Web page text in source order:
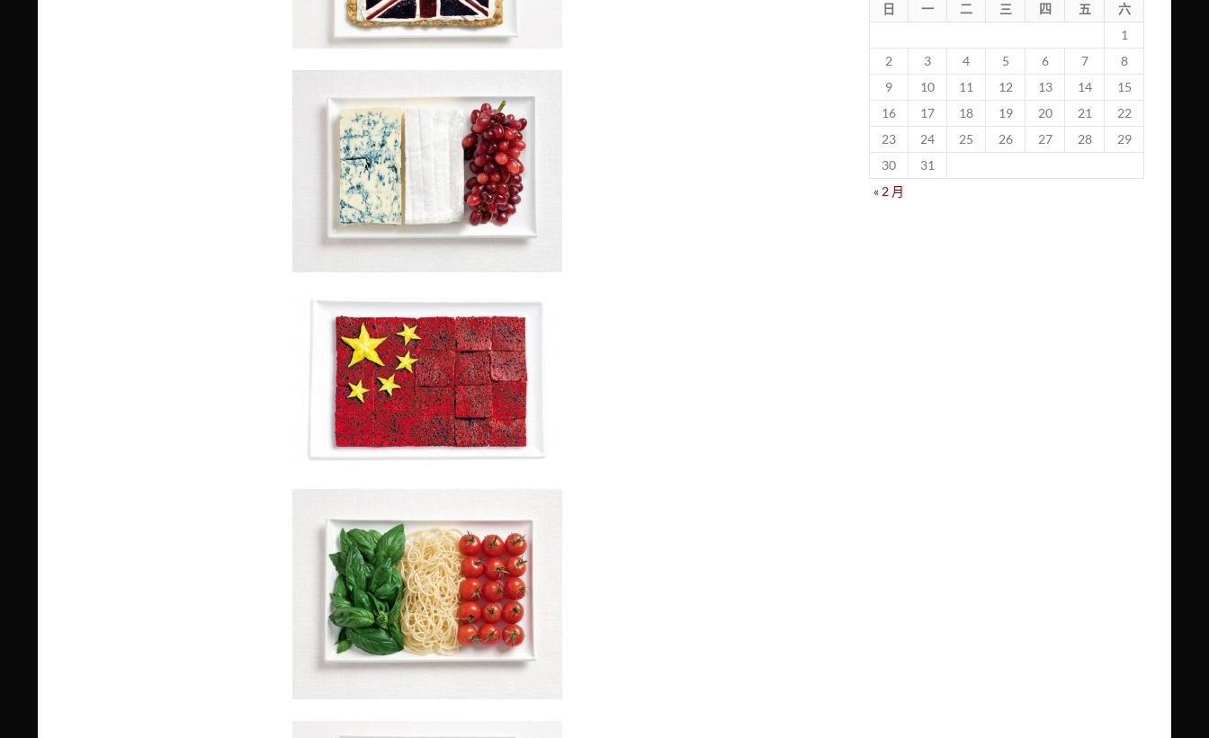
日 一 二 三 四 五
六
1
2
3 4 5 6 7
8
9
10 11 12 13 14
15
16
17 18 19 20 21
22
23
24 25 26 27 28
29
30
31
« 2 月